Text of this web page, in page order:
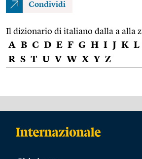
Condividi
Il dizionario di italiano dalla a alla z
A B C D E F G H I J K L
R S T U V W X Y Z